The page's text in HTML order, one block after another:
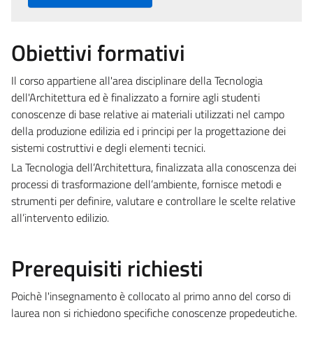
Obiettivi formativi
Il corso appartiene all'area disciplinare della Tecnologia
dell'Architettura ed è finalizzato a fornire agli studenti
conoscenze di base relative ai materiali utilizzati nel campo
della produzione edilizia ed i principi per la progettazione dei
sistemi costruttivi e degli elementi tecnici.
La Tecnologia dell’Architettura, finalizzata alla conoscenza dei
processi di trasformazione dell’ambiente, fornisce metodi e
strumenti per definire, valutare e controllare le scelte relative
all’intervento edilizio.
Prerequisiti richiesti
Poichè l'insegnamento è collocato al primo anno del corso di
laurea non si richiedono specifiche conoscenze propedeutiche.